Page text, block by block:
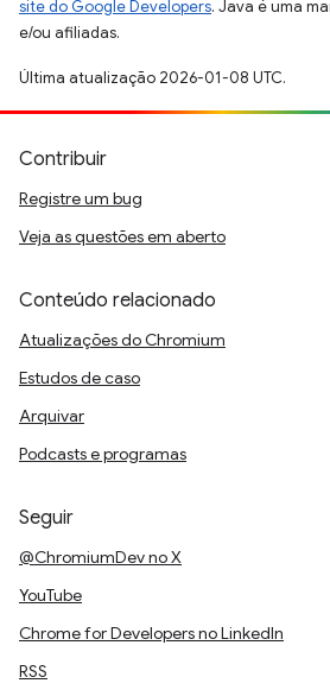
site do Google Developers. Java é uma
e/ou afiliadas.
Última atualização 2026-01-08 UTC.
Contribuir
Registre um bug
Veja as questões em aberto
Conteúdo relacionado
Atualizações do Chromium
Estudos de caso
Arquivar
Podcasts e programas
Seguir
@ChromiumDev no X
YouTube
Chrome for Developers no LinkedIn
RSS